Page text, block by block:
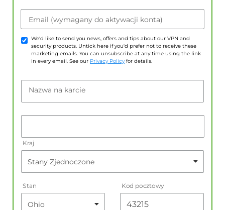
Email (wymagany do aktywacji konta)
We'd like to send you news, offers and tips about our VPN and
security products. Untick here if you'd prefer not to receive these
marketing emails. You can unsubscribe at any time using the link
in every email. See our Privacy Policy for details.
Nazwa na karcie
Kraj
Stan Kod pocztowy